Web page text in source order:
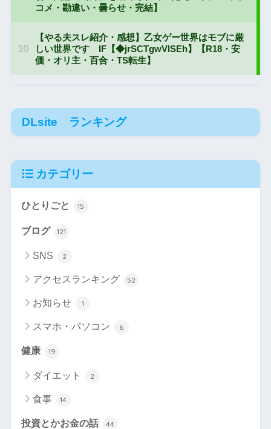
DLsite ランキング
カテゴリー
ひとりごと 15
ブログ 121
SNS 2
アクセスランキング 52
お知らせ 1
スマホ・パソコン 6
健康 19
ダイエット 2
食事 14
投資とかお金の話 44